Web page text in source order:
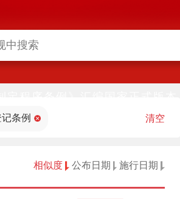
部官网)同步公布
条例 清空
相似度 公布日期 施行日期